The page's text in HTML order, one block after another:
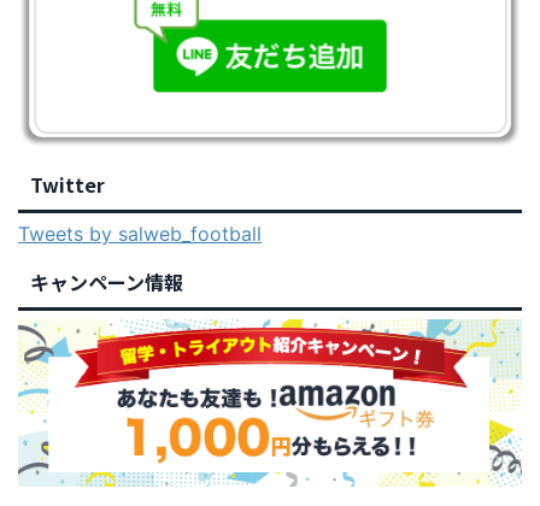
Twitter
Tweets by salweb_football
キャンペーン情報